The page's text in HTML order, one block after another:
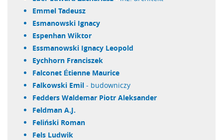
Emmel Tadeusz
Esmanowski Ignacy
Espenhan Wiktor
Essmanowski Ignacy Leopold
Eychhorn Franciszek
Falconet Étienne Maurice
Falkowski Emil - budowniczy
Fedders Waldemar Piotr Aleksander
Feldman A.J.
Feliński Roman
Fels Ludwik